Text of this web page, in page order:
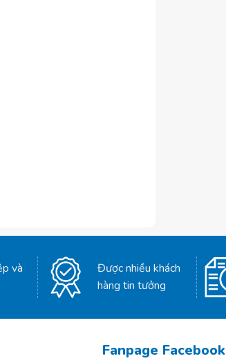
và
Được nhiều khách
hàng tin tưởng
Fanpage Facebook